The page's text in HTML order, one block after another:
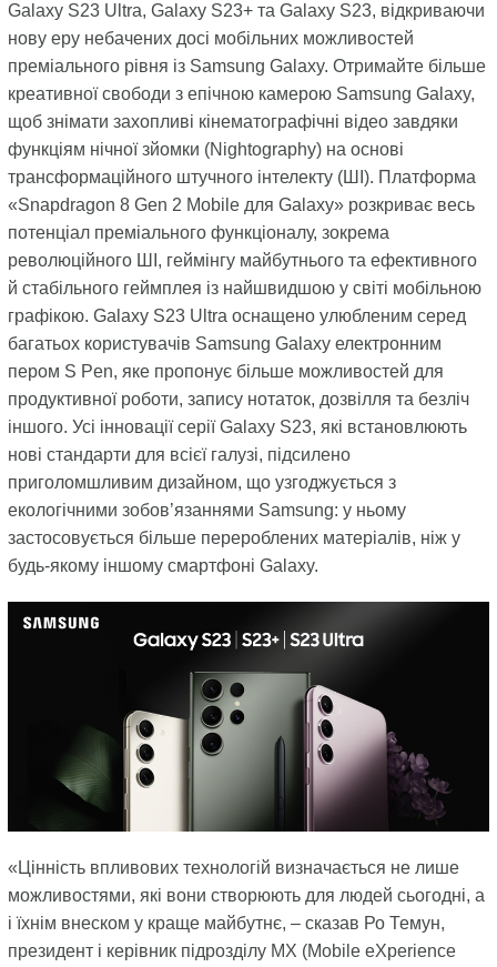
Galaxy S23 Ultra, Galaxy S23+ та Galaxy S23, відкриваючи
нову еру небачених досі мобільних можливостей
преміального рівня із Samsung Galaxy. Отримайте більше
креативної свободи з епічною камерою Samsung Galaxy,
щоб знімати захопливі кінематографічні відео завдяки
функціям нічної зйомки (Nightography) на основі
трансформаційного штучного інтелекту (ШІ). Платформа
«Snapdragon 8 Gen 2 Mobile для Galaxy» розкриває весь
потенціал преміального функціоналу, зокрема
революційного ШІ, геймінгу майбутнього та ефективного
й стабільного геймплея із найшвидшою у світі мобільною
графікою. Galaxy S23 Ultra оснащено улюбленим серед
багатьох користувачів Samsung Galaxy електронним
пером S Pen, яке пропонує більше можливостей для
продуктивної роботи, запису нотаток, дозвілля та безліч
іншого. Усі інновації серії Galaxy S23, які встановлюють
нові стандарти для всієї галузі, підсилено
приголомшливим дизайном, що узгоджується з
екологічними зобов’язаннями Samsung: у ньому
застосовується більше перероблених матеріалів, ніж у
будь-якому іншому смартфоні Galaxy.
«Цінність впливових технологій визначається не лише
можливостями, які вони створюють для людей сьогодні, а
і їхнім внеском у краще майбутнє, – сказав Ро Темун,
президент і керівник підрозділу MX (Mobile eXperience